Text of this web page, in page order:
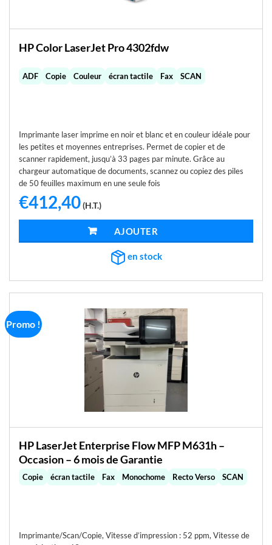
HP Color LaserJet Pro 4302fdw
ADF Copie Couleur écran tactile Fax SCAN
Imprimante laser imprime en noir et blanc et en couleur idéale pour
les petites et moyennes entreprises. Permet de copier et de
scanner rapidement, jusqu’à 33 pages par minute. Grâce au
chargeur automatique de documents, scannez ou copiez des piles
de 50 feuilles maximum en une seule fois
€412,40(H.T.)
AJOUTER AU PANIER
en stock
Promo !
HP LaserJet Enterprise Flow MFP M631h –
Occasion – 6 mois de Garantie
Copie écran tactile Fax Monochome Recto Verso SCAN
Imprimante/Scan/Copie, Vitesse d’impression : 52 ppm, Vitesse de